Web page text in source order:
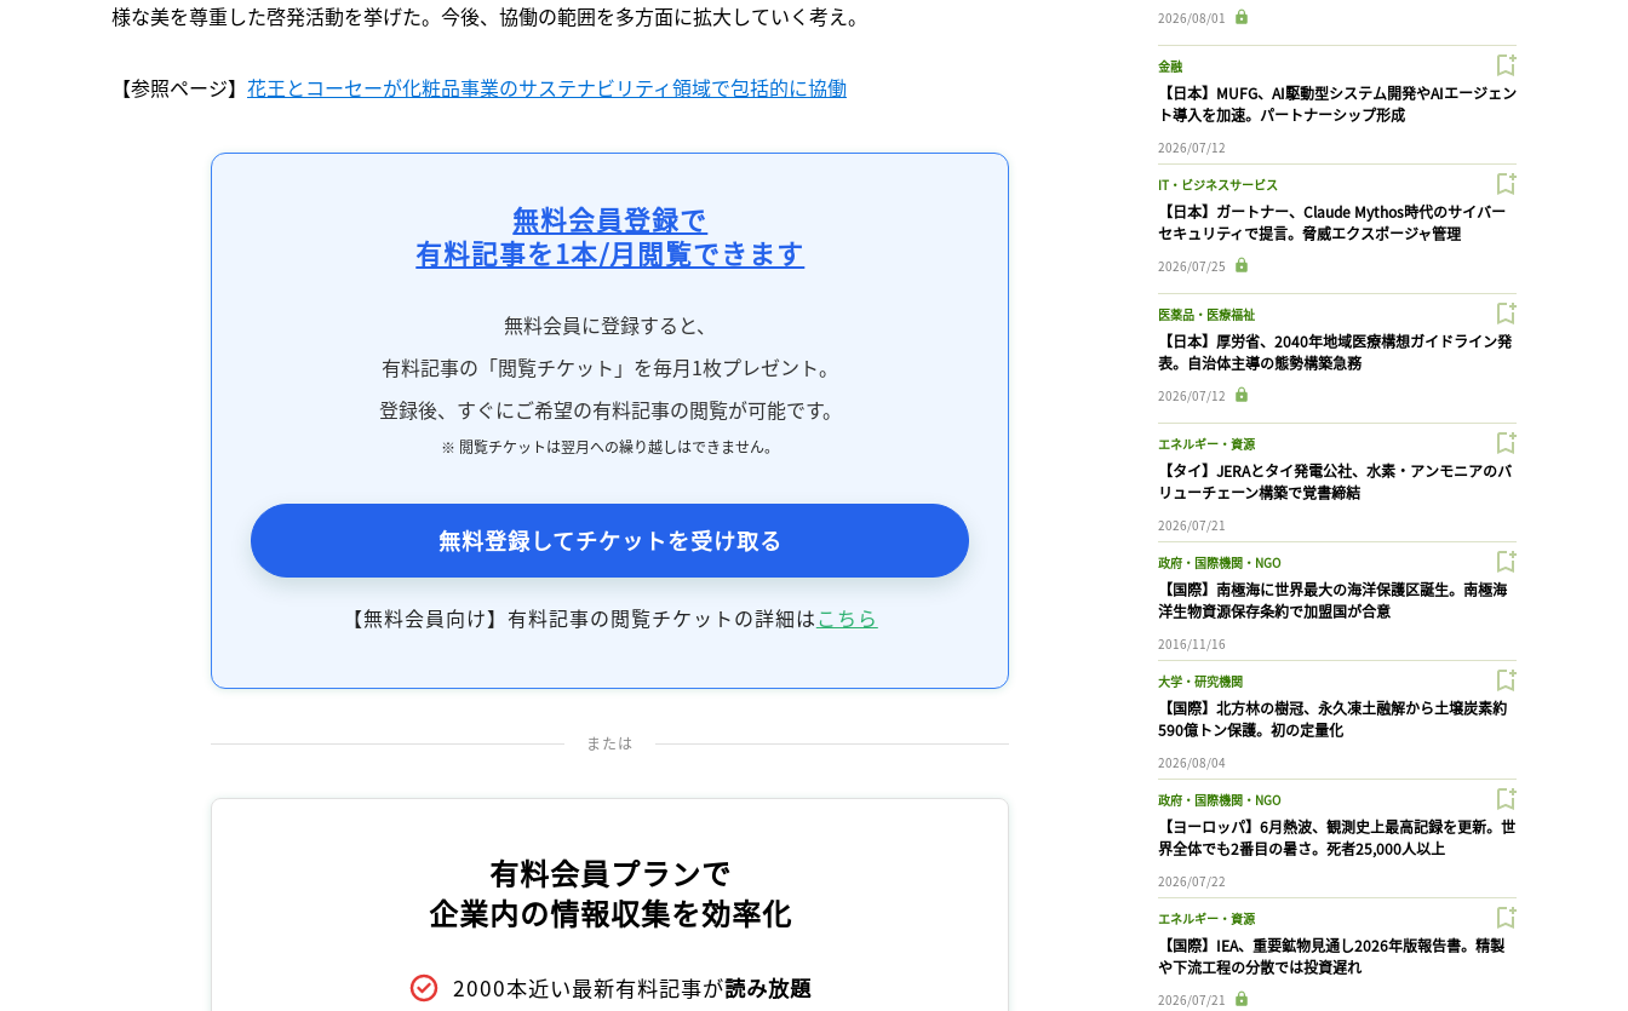
様な美を尊重した啓発活動を挙げた。今後、協働の範囲を多方面に拡大していく考え。
【参照ページ】 花王とコーセーが化粧品事業のサステナビリティ領域で包括的に協働
無料会員登録で
有料記事を1本/月閲覧できます
無料会員に登録すると、
有料記事の「閲覧チケット」を毎月1枚プレゼント。
登録後、すぐにご希望の有料記事の閲覧が可能です。
※ 閲覧チケットは翌月への繰り越しはできません。
無料登録してチケットを受け取る
【無料会員向け】有料記事の閲覧チケットの詳細はこちら
または
有料会員プランで
企業内の情報収集を効率化
2000本近い最新有料記事が読み放題
2026/08/01
金融
【日本】MUFG、AI駆動型システム開発やAIエージェン
ト導入を加速。パートナーシップ形成
2026/07/12
IT・ビジネスサービス
【日本】ガートナー、Claude Mythos時代のサイバー
セキュリティで提言。脅威エクスポージャ管理
2026/07/25
医薬品・医療福祉
【日本】厚労省、2040年地域医療構想ガイドライン発
表。自治体主導の態勢構築急務
2026/07/12
エネルギー・資源
【タイ】JERAとタイ発電公社、水素・アンモニアのバ
リューチェーン構築で覚書締結
2026/07/21
政府・国際機関・NGO
【国際】南極海に世界最大の海洋保護区誕生。南極海
洋生物資源保存条約で加盟国が合意
2016/11/16
大学・研究機関
【国際】北方林の樹冠、永久凍土融解から土壌炭素約
590億トン保護。初の定量化
2026/08/04
政府・国際機関・NGO
【ヨーロッパ】6月熱波、観測史上最高記録を更新。世
界全体でも2番目の暑さ。死者25,000人以上
2026/07/22
エネルギー・資源
【国際】IEA、重要鉱物見通し2026年版報告書。精製
や下流工程の分散では投資遅れ
2026/07/21